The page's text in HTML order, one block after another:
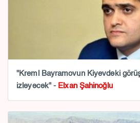
"Kreml Bayramovun Kiyevdəki
izləyəcək" - Elxan Şahinoğlu